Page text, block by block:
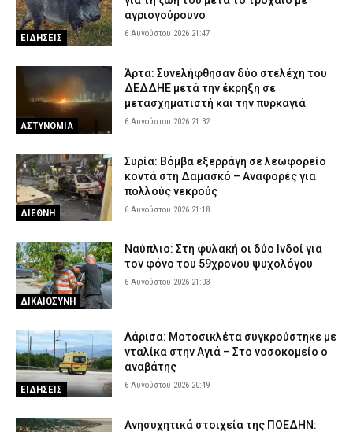
Φωτιά στην περιοχή Κολυμπάδα στην Σκύρο – Ισχυρή
κινητοποίηση της Πυροσβεστικής
Κόρινθος: Άνδρας έσπασε τζαμαρία καταστήματος με πλάκα
πεζοδρομίου – Δείτε βίντεο
ΑΣΤΥΝΟΜΙΑ 6 Αυγούστου 2026 15:07
Τροχαίο στον Πύργο: Τραυματίστηκε σοβαρά ντελιβεράς μετά
από σφοδρή σύγκρουσης μηχανής με ΙΧ
ΕΙΔΗΣΕΙΣ 6 Αυγούστου 2026 14:58
ΕΙΔΗΣΕΙΣ
αγριογούρουνο
6 Αυγούστου 2026 21:47
ΑΣΤΥΝΟΜΙΑ
Άρτα: Συνελήφθησαν δύο στελέχη του
ΔΕΔΔΗΕ μετά την έκρηξη σε
μετασχηματιστή και την πυρκαγιά
6 Αυγούστου 2026 21:32
ΔΙΕΘΝΗ
Συρία: Βόμβα εξερράγη σε λεωφορείο
κοντά στη Δαμασκό – Αναφορές για
πολλούς νεκρούς
6 Αυγούστου 2026 21:18
ΔΙΚΑΙΟΣΥΝΗ
Ναύπλιο: Στη φυλακή οι δύο Ινδοί για
τον φόνο του 59χρονου ψυχολόγου
6 Αυγούστου 2026 21:03
ΕΙΔΗΣΕΙΣ
Λάρισα: Μοτοσικλέτα συγκρούστηκε με
νταλίκα στην Αγιά – Στο νοσοκομείο ο
αναβάτης
6 Αυγούστου 2026 20:49
Ανησυχητικά στοιχεία της ΠΟΕΔΗΝ: